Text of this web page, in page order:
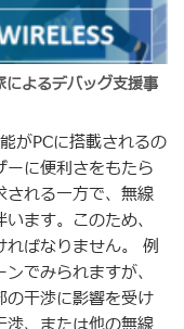
によるデバッグ支援事
がPCに搭載されるの
に便利さをもたら
される一方で、無線
ます。このため、
ばなりません。 例
でみられますが、
の干渉に影響を受け